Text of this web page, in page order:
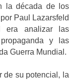
la década de los
Paul Lazarsfeld
era analizar las
y las
Guerra Mundial.
de su potencial, la